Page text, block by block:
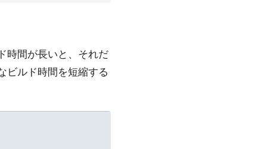
時間が長いと、それだ
ビルド時間を短縮する